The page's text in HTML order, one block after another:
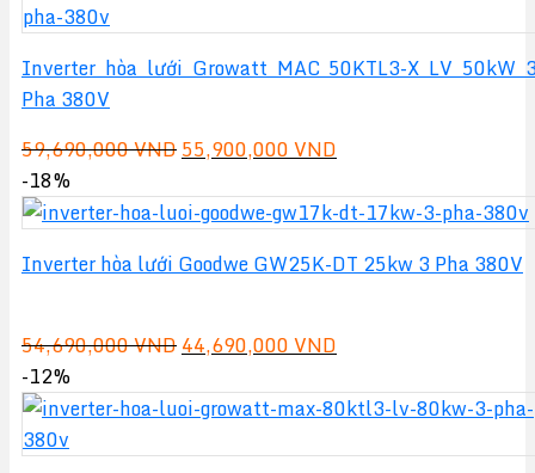
Inverter hòa lưới Growatt MAC 50KTL3-X LV 50kW
Pha 380V
59,690,000VNDGiá
là:
55,900,000VND
tại
55,900,000 VND.
-18%
Inverter hòa lưới Goodwe GW25K-DT 25kw 3 Pha 380V
54,690,000VNDGiá
là:
44,690,000VND
tại
-12%